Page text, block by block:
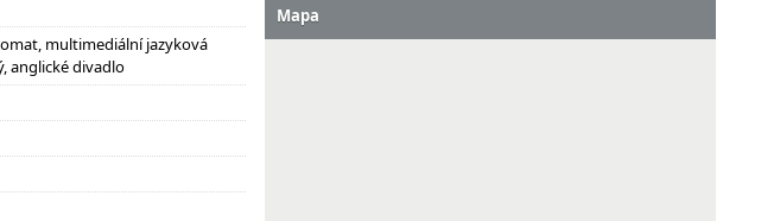
multimediální jazyková
anglické divadlo
Mapa